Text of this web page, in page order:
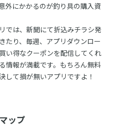
外にかかるのが釣り具の購入資
では、新聞にて折込みチラシ発
たり、毎週、アプリダウンロー
い得なクーポンを配信してくれ
情報が満載です。もちろん無料
して損が無いアプリですよ！
ップ